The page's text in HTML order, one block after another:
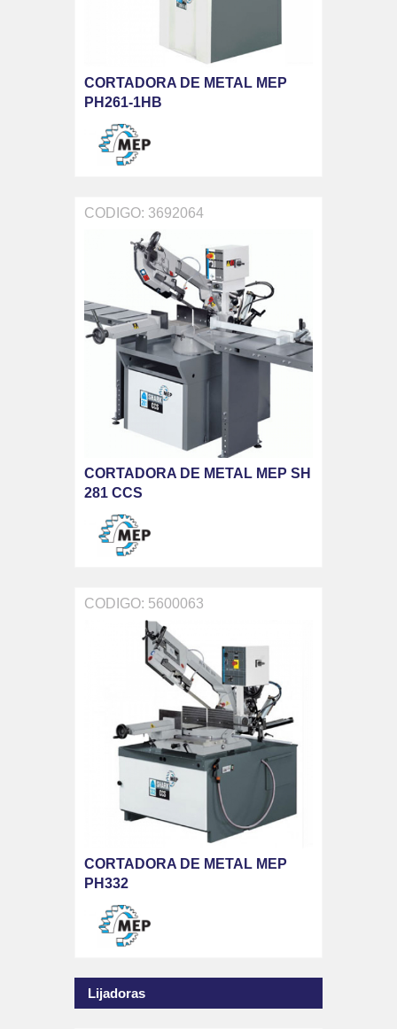
CORTADORA DE METAL MEP
PH261-1HB
CODIGO: 3692064
CORTADORA DE METAL MEP SH
281 CCS
CODIGO: 5600063
CORTADORA DE METAL MEP
PH332
Lijadoras